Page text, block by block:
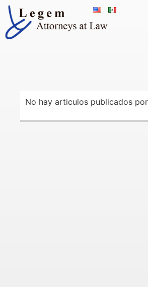
No hay articulos publicados